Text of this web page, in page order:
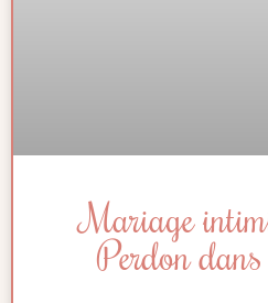
Mariage
Perdon dans